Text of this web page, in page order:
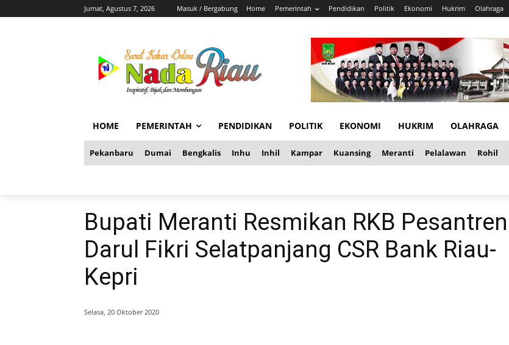
Jumat, Agustus 7, 2026 Masuk / Bergabung Home Pemerintah Pendidikan Politik Ekonomi Hukrim Olahraga
HOME PEMERINTAH PENDIDIKAN POLITIK EKONOMI HUKRIM OLAHRAGA
Pekanbaru Dumai Bengkalis Inhu Inhil Kampar Kuansing Meranti Pelalawan Rohil
Bupati Meranti Resmikan RKB Pesantren
Darul Fikri Selatpanjang CSR Bank Riau-
Kepri
Selasa, 20 Oktober 2020